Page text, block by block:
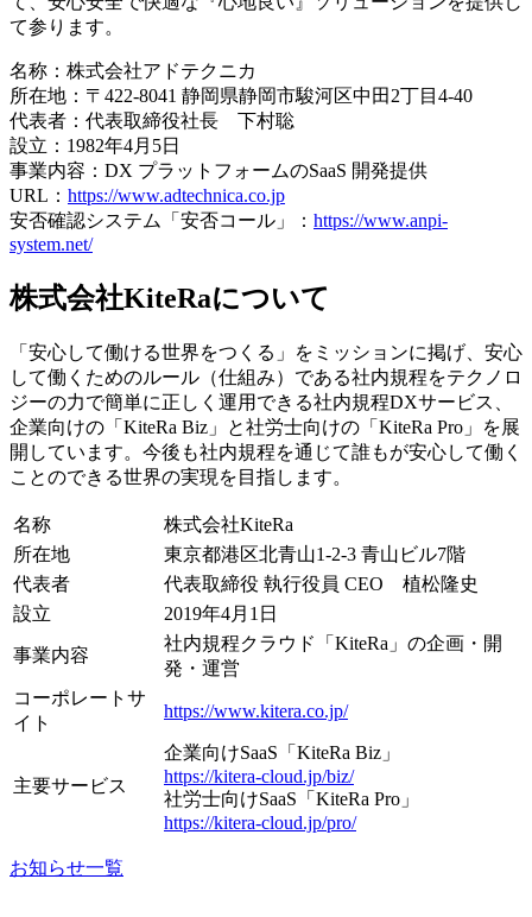
て参ります。
名称：株式会社アドテクニカ
所在地：〒422-8041 静岡県静岡市駿河区中⽥2丁⽬4-40
代表者：代表取締役社長 下村聡
設立：1982年4月5日
事業内容：DX プラットフォームのSaaS 開発提供
URL： https://www.adtechnica.co.jp
安否確認システム「安否コール」： https://www.anpi-
system.net/
株式会社KiteRaについて
「安心して働ける世界をつくる」をミッションに掲げ、安心
して働くためのルール（仕組み）である社内規程をテクノロ
ジーの力で簡単に正しく運用できる社内規程DXサービス、
企業向けの「KiteRa Biz」と社労士向けの「KiteRa Pro」を展
開しています。今後も社内規程を通じて誰もが安心して働く
ことのできる世界の実現を目指します。
名称
株式会社KiteRa
所在地
東京都港区北青山1-2-3 青山ビル7階
代表者
代表取締役 執行役員 CEO 植松隆史
設立
2019年4月1日
事業内容
社内規程クラウド「KiteRa」の企画・開
発・運営
コーポレートサ
イト
https://www.kitera.co.jp/
主要サービス
企業向けSaaS「KiteRa Biz」
https://kitera-cloud.jp/biz/
社労士向けSaaS「KiteRa Pro」
https://kitera-cloud.jp/pro/
お知らせ一覧